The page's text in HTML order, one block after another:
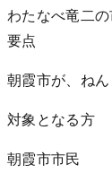
わたなべ竜二
要点
朝霞市が、ね
対象となる方
朝霞市市民